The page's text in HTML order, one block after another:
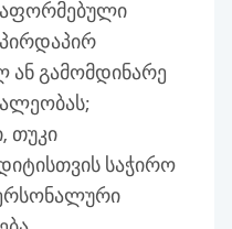
ან გამომდინარე
თუკი
საჭირო